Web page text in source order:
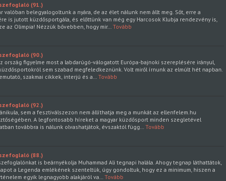
(91.)
valóban belegyalogoltunk a nyára, de az élet nálunk nem állt meg. Sőt, erre a
is jutott küzdősportgála, és előttünk van még egy Harcosok Klubja rendezvény is,
az Olimpia! Nézzük bővebben, hogy mir…
Tovább
(90.)
ország figyelme most a labdarúgó-válogatott Európa-bajnoki szereplésére irányul,
sem szabad megfeledkeznünk. Volt miről írnunk az elmúlt hét napban.
szakmai cikkek, interjú és a…
Tovább
(92.)
sem a fesztiválszezon nem állíthatja meg a munkát az ellenfelem.hu
A legfontosabb híreket a magyar küzdősport minden szegletével
továbbra is nálunk olvashatjátok, évszaktól függ…
Tovább
(88.)
is beárnyékolja Muhammad Ali tegnapi halála. Ahogy tegnap láthattátok,
a Legenda emlékének szenteltük, úgy gondoltuk, hogy ez a minimum, hiszen a
egyik legnagyobb alakjáról va…
Tovább